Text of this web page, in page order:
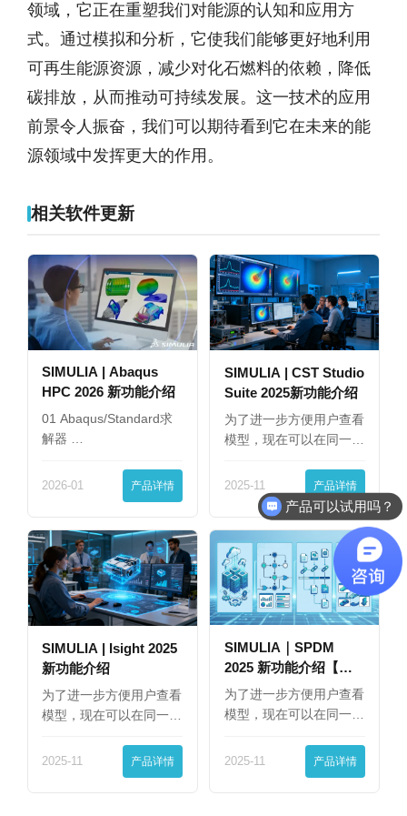
领域，它正在重塑我们对能源的认知和应用方
式。通过模拟和分析，它使我们能够更好地利用
可再生能源资源，减少对化石燃料的依赖，降低
碳排放，从而推动可持续发展。这一技术的应用
前景令人振奋，我们可以期待看到它在未来的能
源领域中发挥更大的作用。
相关软件更新
SIMULIA | Abaqus
HPC 2026 新功能介绍
01 Abaqus/Standard求
解器 …
2026-01 产品详情
SIMULIA | CST Studio
Suite 2025新功能介绍
为了进一步方便用户查看
模型，现在可以在同一
2025-11 产品详情
SIMULIA | Isight 2025
新功能介绍
为了进一步方便用户查看
模型，现在可以在同一
2025-11 产品详情
SIMULIA｜SPDM
2025 新功能介绍【下
篇】
为了进一步方便用户查看
模型，现在可以在同一
2025-11 产品详情
产品可以试用吗？